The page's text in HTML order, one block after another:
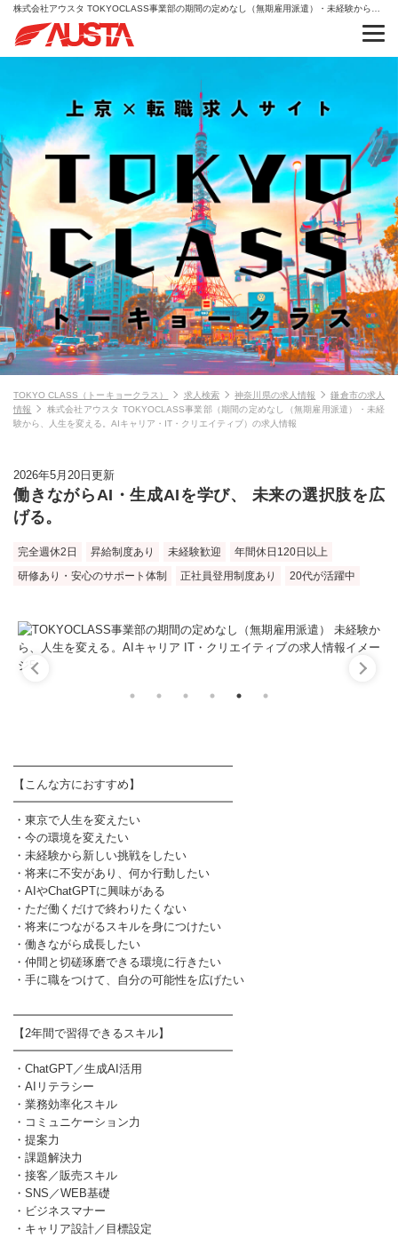
TOKYO CLASS（トーキョークラス） 求人検索 神奈川県の求人情報
鎌倉市の求人
情報
株式会社アウスタ TOKYOCLASS事業部（期間の定めなし（無期雇用派遣）・未経
験から、人生を変える。AIキャリア・IT・クリエイティブ）の求人情報
2026年5月20日更新
働きながらAI・生成AIを学び、 未来の選択肢を広
げる。
完全週休2日 昇給制度あり 未経験歓迎
年間休日120日以上
研修あり・安心のサポート体制
正社員登用制度あり 20代が活躍中
━━━━━━━━━━━━━━━━━━━
【こんな方におすすめ】
━━━━━━━━━━━━━━━━━━━
・東京で人生を変えたい
・今の環境を変えたい
・未経験から新しい挑戦をしたい
・将来に不安があり、何か行動したい
・AIやChatGPTに興味がある
・ただ働くだけで終わりたくない
・将来につながるスキルを身につけたい
・働きながら成長したい
・仲間と切磋琢磨できる環境に行きたい
・手に職をつけて、自分の可能性を広げたい
━━━━━━━━━━━━━━━━━━━
【2年間で習得できるスキル】
━━━━━━━━━━━━━━━━━━━
・ChatGPT／生成AI活用
・AIリテラシー
・業務効率化スキル
・コミュニケーション力
・提案力
・課題解決力
・接客／販売スキル
・SNS／WEB基礎
・ビジネスマナー
・キャリア設計／目標設定